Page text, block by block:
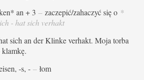
an + 3 – zaczepić/zahaczyć się o *
- hat sich verhakt
sich an der Klinke verhakt. Moja torba
klamkę.
-s, - – łom